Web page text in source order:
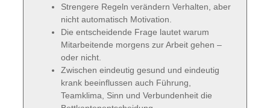
Strengere Regeln verändern Verhalten, aber
nicht automatisch Motivation.
Die entscheidende Frage lautet warum
Mitarbeitende morgens zur Arbeit gehen –
oder nicht.
Zwischen eindeutig gesund und eindeutig
krank beeinflussen auch Führung,
Teamklima, Sinn und Verbundenheit die